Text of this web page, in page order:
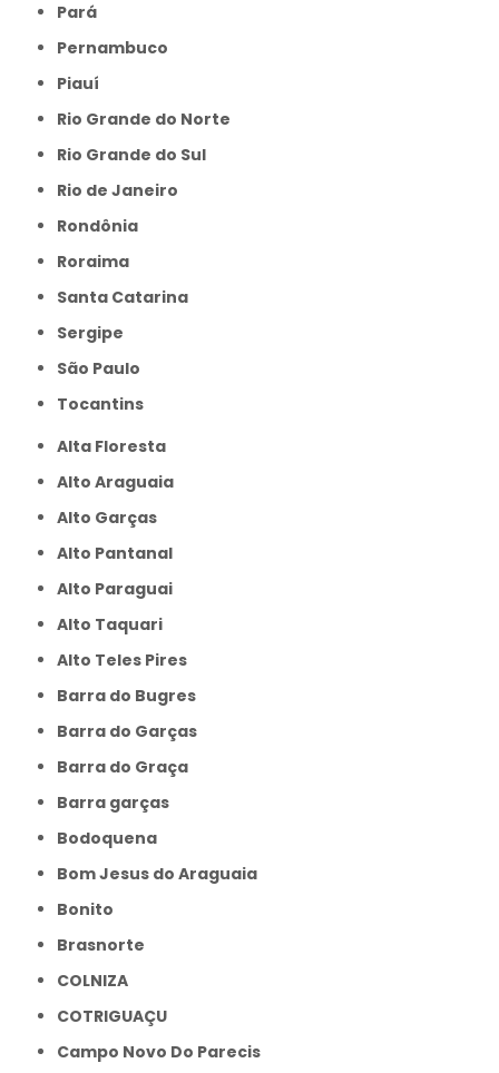
Pará
Pernambuco
Piauí
Rio Grande do Norte
Rio Grande do Sul
Rio de Janeiro
Rondônia
Roraima
Santa Catarina
Sergipe
São Paulo
Tocantins
Alta Floresta
Alto Araguaia
Alto Garças
Alto Pantanal
Alto Paraguai
Alto Taquari
Alto Teles Pires
Barra do Bugres
Barra do Garças
Barra do Graça
Barra garças
Bodoquena
Bom Jesus do Araguaia
Bonito
Brasnorte
COLNIZA
COTRIGUAÇU
Campo Novo Do Parecis